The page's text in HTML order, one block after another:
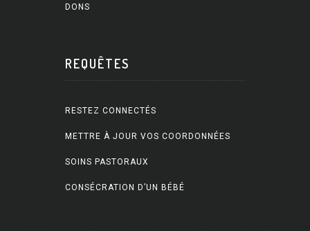
DONS
REQUÊTES
RESTEZ CONNECTÉS
METTRE À JOUR VOS COORDONNÉES
SOINS PASTORAUX
CONSÉCRATION D’UN BÉBÉ